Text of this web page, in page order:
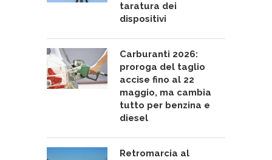
taratura dei
dispositivi
Carburanti 2026:
proroga del taglio
accise fino al 22
maggio, ma cambia
tutto per benzina e
diesel
Retromarcia al